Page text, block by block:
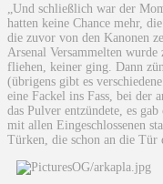
„Und schließlich war der
hatten keine Chance mehr,
die zuvor von den Kanonen
Arsenal Versammelten
fliehen, keiner ging. Dann
(übrigens gibt es
eine Fackel ins Fass, bei der
das Pulver entzündete, es
mit allen Eingeschlossenen
Türken, die schon an die Tür